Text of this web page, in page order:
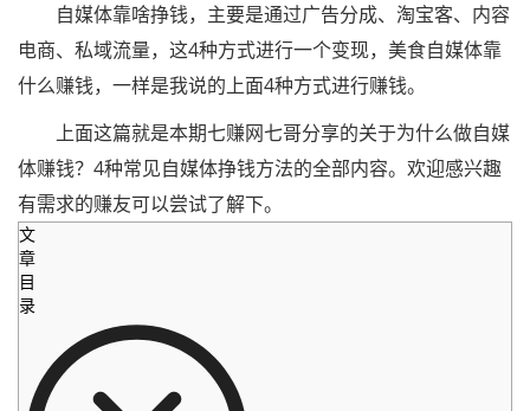
自媒体靠啥挣钱，主要是通过广告分成、淘宝客、内容
电商、私域流量，这4种方式进行一个变现，美食自媒体靠
什么赚钱，一样是我说的上面4种方式进行赚钱。
上面这篇就是本期七赚网七哥分享的关于为什么做自媒
体赚钱？4种常见自媒体挣钱方法的全部内容。欢迎感兴趣
有需求的赚友可以尝试了解下。
文
章
目
录